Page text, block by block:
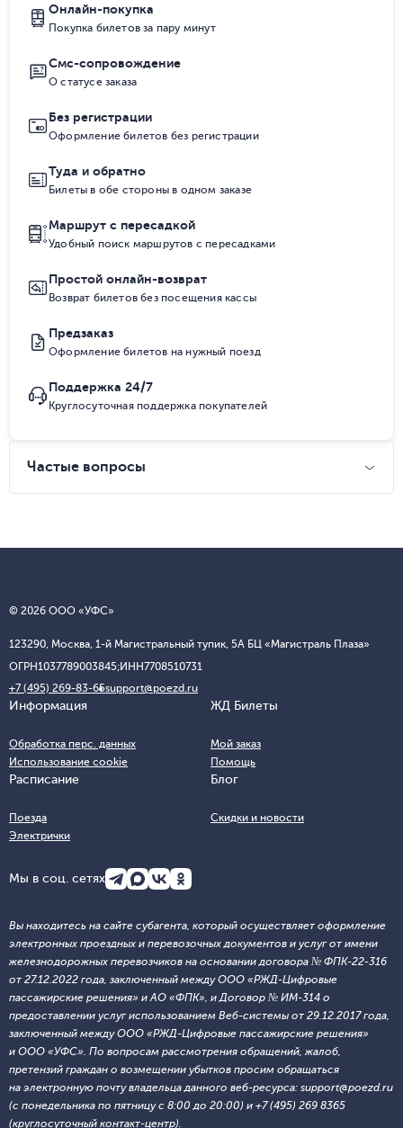
Онлайн-покупка
Покупка билетов за пару минут
Смс-сопровождение
О статусе заказа
Без регистрации
Оформление билетов без регистрации
Туда и обратно
Билеты в обе стороны в одном заказе
Маршрут с пересадкой
Удобный поиск маршрутов с пересадками
Простой онлайн-возврат
Возврат билетов без посещения кассы
Предзаказ
Оформление билетов на нужный поезд
Поддержка 24/7
Круглосуточная поддержка покупателей
Частые вопросы
© 2026 ООО «УФС»
123290, Москва, 1-й Магистральный тупик, 5А БЦ «Магистраль Плаза»
ОГРН1037789003845;ИНН7708510731
+7 (495) 269-83-65support@poezd.ru
Информация
Обработка перс. данных
Использование cookie
ЖД Билеты
Мой заказ
Помощь
Расписание
Поезда
Электрички
Блог
Скидки и новости
Мы в соц. сетях
Вы находитесь на сайте субагента, который осуществляет оформление
электронных проездных и перевозочных документов и услуг от имени
железнодорожных перевозчиков на основании договора № ФПК-22-316
от 27.12.2022 года, заключенный между ООО «РЖД-Цифровые
пассажирские решения» и АО «ФПК», и Договор № ИМ-314 о
предоставлении услуг использованием Веб-системы от 29.12.2017 года,
заключенный между ООО «РЖД-Цифровые пассажирские решения»
и ООО «УФС». По вопросам рассмотрения обращений, жалоб,
претензий граждан о возмещении убытков просим обращаться
на электронную почту владельца данного веб-ресурса: support@poezd.ru
(с понедельника по пятницу с 8:00 до 20:00) и +7 (495) 269 8365
(круглосуточный контакт-центр).